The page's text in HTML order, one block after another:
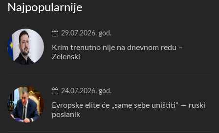
Najpopularnije
29.07.2026. god.
Krim trenutno nije na dnevnom redu –
Zelenski
24.07.2026. god.
Evropske elite će „same sebe uništiti“ — ruski
poslanik